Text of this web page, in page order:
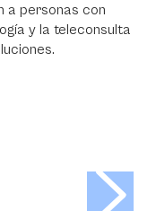
a personas con
y la teleconsulta